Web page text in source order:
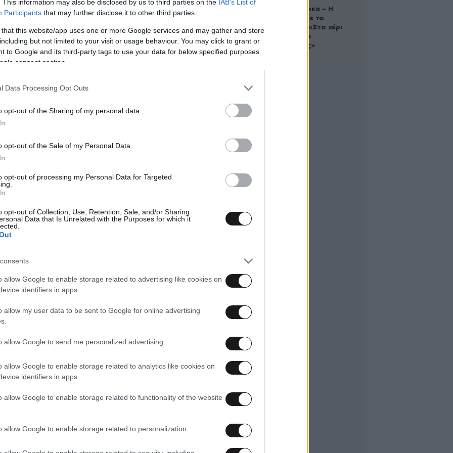
This information may also be disclosed by us to third parties on the IAB’s List of
Participants that may further disclose it to other third parties.
that this website/app uses one or more Google services and may gather and store
but not limited to your visit or usage behaviour. You may click to grant or
to Google and its third-party tags to use your data for below specified purposes
consent section.
Data Processing Opt Outs
opt-out of the Sharing of my personal data.
opt-out of the Sale of my Personal Data.
opt-out of processing my Personal Data for Targeted
opt-out of Collection, Use, Retention, Sale, and/or Sharing
Data that Is Unrelated with the Purposes for which it
allow Google to enable storage related to advertising like cookies on
identifiers in apps.
allow my user data to be sent to Google for online advertising
allow Google to send me personalized advertising.
allow Google to enable storage related to analytics like cookies on
identifiers in apps.
allow Google to enable storage related to functionality of the website
allow Google to enable storage related to personalization.
Εξωτερικών Υποθέσεων της
ΕξωτερικώνΓιώργο Γεραπετρίτηνα
του για τις εξελίξεις γύρω από το
στη Λευκάδα.
υπουργοί Εξωτερικών της Ε.Ε. εξέφρασαν
για το περιστατικό, ζητώντας να
η έρευνα των ελληνικών αρχών.
προς την Ελλάδα για τη διαχείριση της
Δανάη Μπάρκα – Η
ανάρτηση με το
σάντουιτς: «Στο χέρι
σου είναι να
αδυνατίσεις»